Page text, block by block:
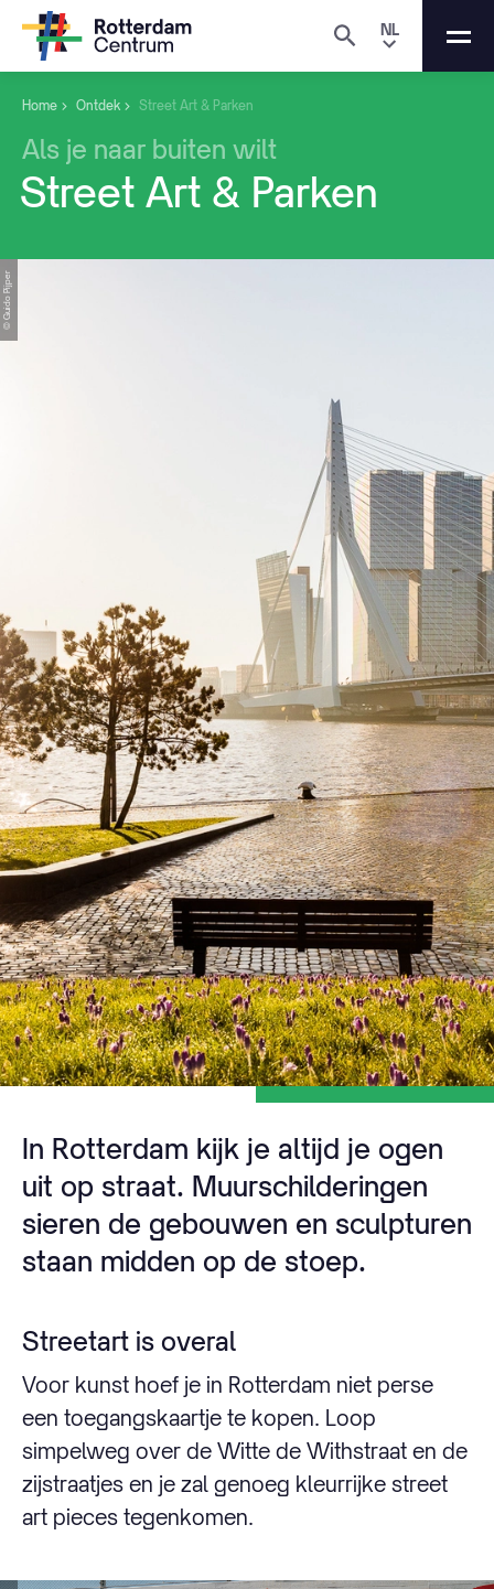
NL
Home Ontdek Street Art & Parken
Als je naar buiten wilt
Street Art & Parken
© Guido Pijper
In Rotterdam kijk je altijd je ogen
uit op straat. Muurschilderingen
sieren de gebouwen en sculpturen
staan midden op de stoep.
Streetart is overal
Voor kunst hoef je in Rotterdam niet perse
een toegangskaartje te kopen. Loop
simpelweg over de Witte de Withstraat en de
zijstraatjes en je zal genoeg kleurrijke street
art pieces tegenkomen.